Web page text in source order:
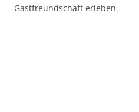
Gastfreundschaft erleben.